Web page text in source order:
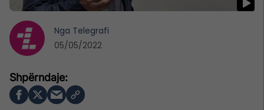
Nga Telegrafi
05/05/2022